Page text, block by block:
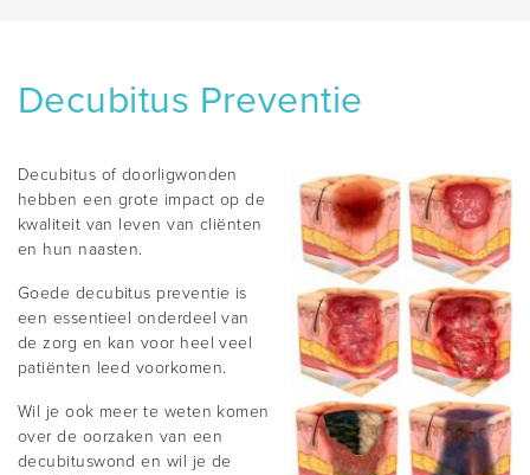
Decubitus Preventie
Decubitus of doorligwonden
hebben een grote impact op de
kwaliteit van leven van cliënten
en hun naasten.
Goede decubitus preventie is
een essentieel onderdeel van
de zorg en kan voor heel veel
patiënten leed voorkomen.
Wil je ook meer te weten komen
over de oorzaken van een
decubituswond en wil je de